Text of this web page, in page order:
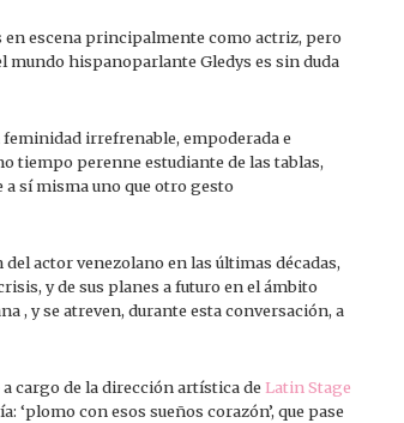
en escena principalmente como actriz, pero
mundo hispanoparlante Gledys es sin duda
irrefrenable, empoderada e
tiempo perenne estudiante de las tablas,
a sí misma uno que otro gesto
actor venezolano en las últimas décadas,
y de sus planes a futuro en el ámbito
, y se atreven, durante esta conversación, a
cargo de la dirección artística de Latin Stage
con esos sueños corazón’, que pase